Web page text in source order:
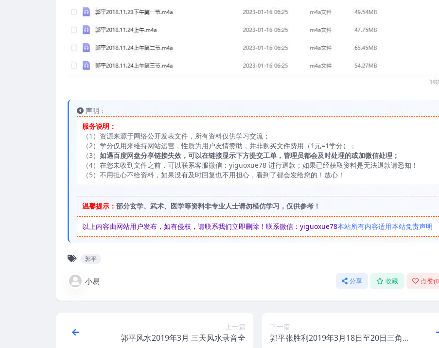
声明：
服务说明：
（1）资源来源于网络公开发表文件，所有资料仅供学习交流；
（2）学分仅用来维持网站运营，性质为用户友情赞助，并非购买文件费用（1元=1学分）；
（3） 如遇百度网盘分享链接失效，可以在链接显示下方提交工单，管理员都会及时处理的或加微信处理；
（4）在您未收到文件之前，可以联系客服微信：yiguoxue78 进行退款；如果已经获取资料是无法退款请悉知！
（5）不用担心不给资料，如果没有及时回复也不用担心，看到了都会发给您的！放心！
温馨提示： 部分玄学、武术、医学等资料非专业人士请勿模仿学习，仅供参考！
以上内容由网站用户发布，如有侵权，请联系我们立即删除！联系微信：yiguoxue78本站所有内容适用本站免责声明
郭平
小易 分享 收藏 点赞(0
上一篇
郭平风水2019年3月 三天风水录音全
下一篇
郭平张胜利2019年3月18日至20日三角定